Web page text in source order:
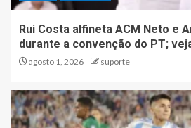
Rui Costa alfineta ACM Neto e
durante a convenção do PT;
agosto 1, 2026 suporte